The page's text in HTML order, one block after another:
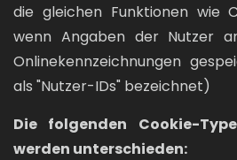
die gleichen Funktionen wie
wenn Angaben der Nutzer
Onlinekennzeichnungen
als "Nutzer-IDs" bezeichnet)
Die folgenden Cookie-
werden unterschieden: